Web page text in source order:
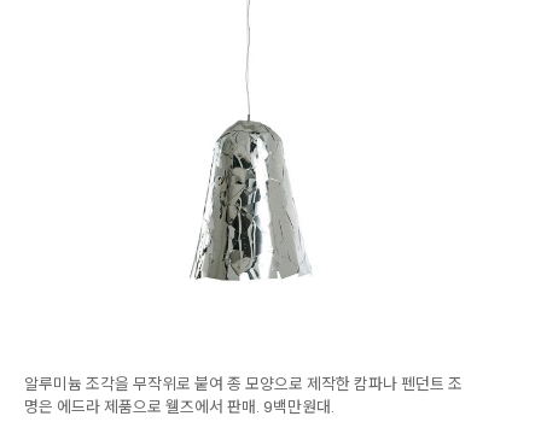
알루미늄 조각을 무작위로 붙여 종 모양으로 제작한 캄파나 펜던트 조
명은 에드라 제품으로 웰즈에서 판매. 9백만원대.